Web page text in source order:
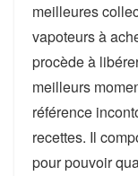
meilleures
vapoteurs à
procède à
meilleurs
référence
recettes. Il
pour pouvoir